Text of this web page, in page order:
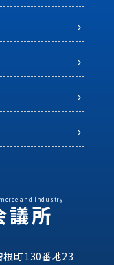
and Industry
議所
町130番地23